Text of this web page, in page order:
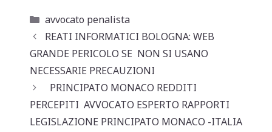
at
s
A
p
p
c
e
b
o
o
k
l di
vi
Categorie
avvocato penalista
REATI INFORMATICI BOLOGNA: WEB
GRANDE PERICOLO SE NON SI USANO
NECESSARIE PRECAUZIONI
PRINCIPATO MONACO REDDITI
PERCEPITI AVVOCATO ESPERTO RAPPORTI
LEGISLAZIONE PRINCIPATO MONACO -ITALIA